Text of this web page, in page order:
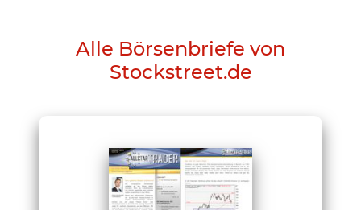
Alle Börsenbriefe von
Stockstreet.de